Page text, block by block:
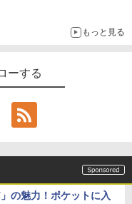
もっと見る
ーする
の魅力！ポケットに入